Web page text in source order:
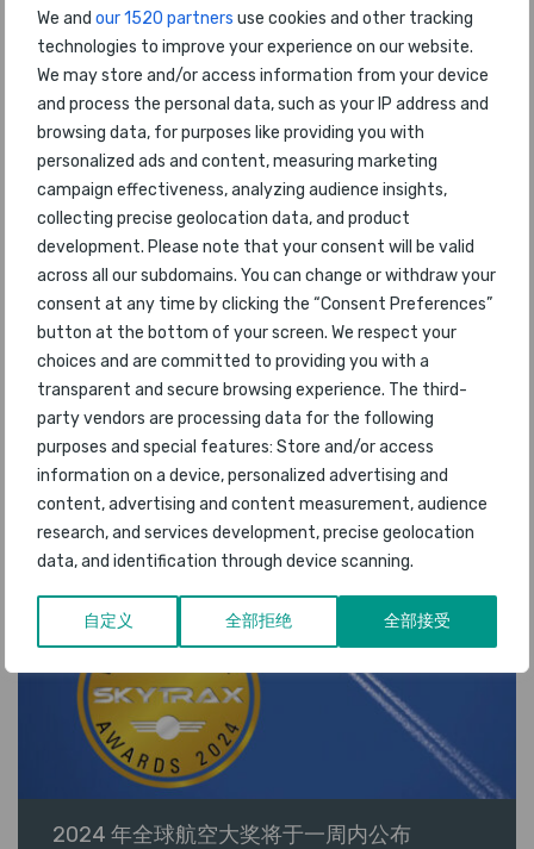
We and our 1520 partners use cookies and other tracking
technologies to improve your experience on our website.
We may store and/or access information from your device
and process the personal data, such as your IP address and
browsing data, for purposes like providing you with
personalized ads and content, measuring marketing
campaign effectiveness, analyzing audience insights,
collecting precise geolocation data, and product
development. Please note that your consent will be valid
across all our subdomains. You can change or withdraw your
consent at any time by clicking the “Consent Preferences”
button at the bottom of your screen. We respect your
choices and are committed to providing you with a
transparent and secure browsing experience. The third-
party vendors are processing data for the following
purposes and special features: Store and/or access
information on a device, personalized advertising and
content, advertising and content measurement, audience
research, and services development, precise geolocation
data, and identification through device scanning.
自定义 全部拒绝 全部接受
2024 年全球航空奖图片
卡塔尔航空荣获 2024 年世界航空公司奖全球
最佳航空公司
2024 年全球航空大奖将于一周内公布